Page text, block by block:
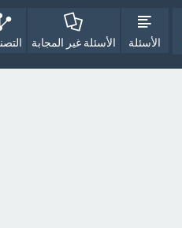
الأسئلة الأسئلة غير المجابة